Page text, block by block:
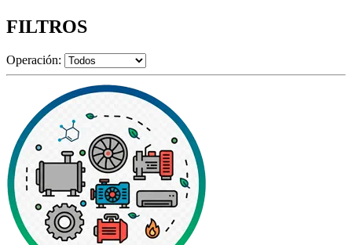
FILTROS
Operación: